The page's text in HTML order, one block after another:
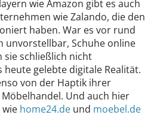
wie Amazon gibt es auch
wie Zalando, die den
haben. War es vor rund
unvorstellbar, Schuhe online
sie schließlich nicht
gelebte digitale Realität.
von der Haptik ihrer
Und auch hier
home24.de und moebel.de